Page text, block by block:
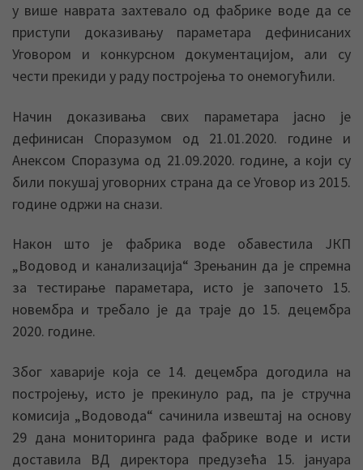
у више наврата захтевало од фабрике воде да се
приступи доказивању параметара дефинисаних
Уговором и конкурсном документацијом, али су
чести прекиди у раду постројења то онемогућили.
Начин доказивања свих параметара јасно је
дефинисан Споразумом од 21.01.2020. године и
Анексом Споразума од 21.09.2020. године, а који су
били покушај уговорних страна да се Уговор из 2015.
године одржи на снази.
Након што је фабрика воде обавестила ЈКП
„Водовод и канализација“ Зрењанин да је спремна
за тестирање параметара, исто је започето 15.
новембра и требало је да траје до 15. децембра
2020. године.
Због хаварије која се 14. децембра догодила на
постројењу, исто је прекинуло рад, па је стручна
комисија „Водовода“ сачинила извештај на основу
29 дана мониторинга рада фабрике воде и исти
доставила ВД директора предузећа 15. јануара